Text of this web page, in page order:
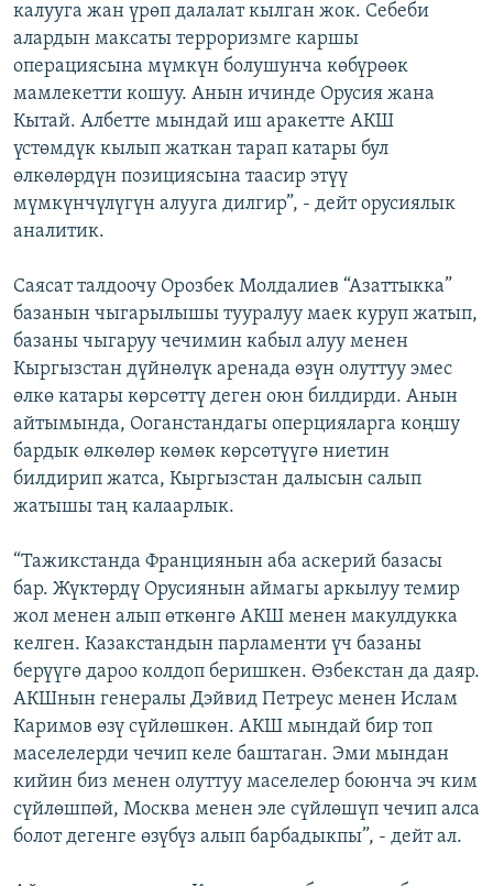
калууга жан үрөп далалат кылган жок. Себеби
алардын максаты терроризмге каршы
операциясына мүмкүн болушунча көбүрөөк
мамлекетти кошуу. Анын ичинде Орусия жана
Кытай. Албетте мындай иш аракетте АКШ
үстөмдүк кылып жаткан тарап катары бул
өлкөлөрдүн позициясына таасир этүү
мүмкүнчүлүгүн алууга дилгир”, - дейт орусиялык
аналитик.
Саясат талдоочу Орозбек Молдалиев “Азаттыкка”
базанын чыгарылышы тууралуу маек куруп жатып,
базаны чыгаруу чечимин кабыл алуу менен
Кыргызстан дүйнөлүк аренада өзүн олуттуу эмес
өлкө катары көрсөттү деген оюн билдирди. Анын
айтымында, Ооганстандагы оперцияларга коңшу
бардык өлкөлөр көмөк көрсөтүүгө ниетин
билдирип жатса, Кыргызстан далысын салып
жатышы таң калаарлык.
“Тажикстанда Франциянын аба аскерий базасы
бар. Жүктөрдү Орусиянын аймагы аркылуу темир
жол менен алып өткөнгө АКШ менен макулдукка
келген. Казакстандын парламенти үч базаны
берүүгө дароо колдоп беришкен. Өзбекстан да даяр.
АКШнын генералы Дэйвид Петреус менен Ислам
Каримов өзү сүйлөшкөн. АКШ мындай бир топ
маселелерди чечип келе баштаган. Эми мындан
кийин биз менен олуттуу маселелер боюнча эч ким
сүйлөшпөй, Москва менен эле сүйлөшүп чечип алса
болот дегенге өзүбүз алып барбадыкпы”, - дейт ал.